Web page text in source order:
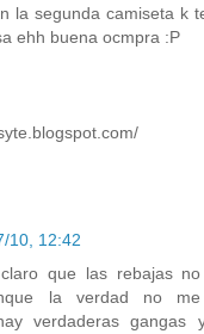
la segunda camiseta k
ehh buena ocmpra :P
10, 12:42
que las rebajas
la verdad no
verdaderas gangas